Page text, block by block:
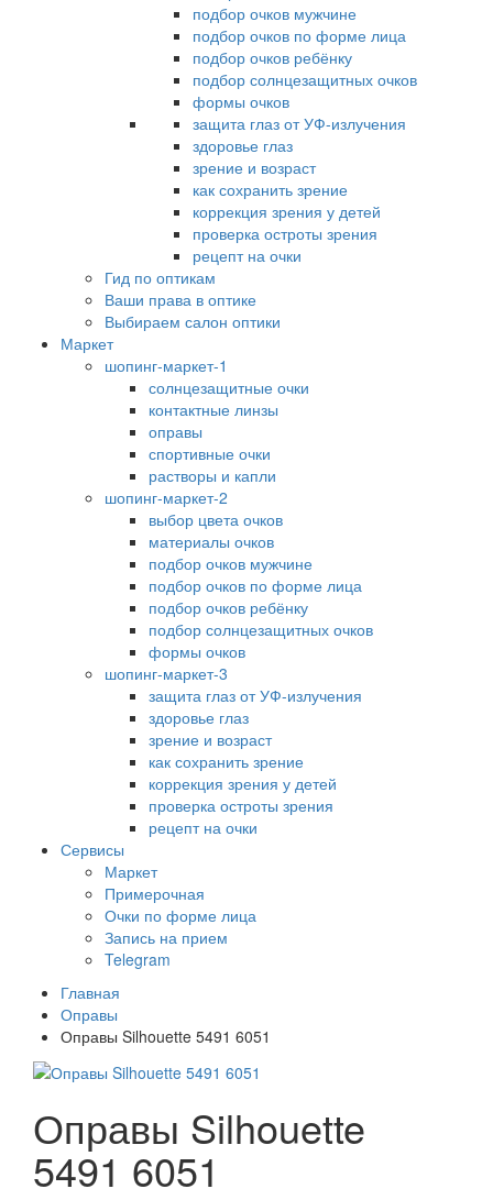
подбор очков мужчине
подбор очков по форме лица
подбор очков ребёнку
подбор солнцезащитных очков
формы очков
защита глаз от УФ-излучения
здоровье глаз
зрение и возраст
как сохранить зрение
коррекция зрения у детей
проверка остроты зрения
рецепт на очки
Гид по оптикам
Ваши права в оптике
Выбираем салон оптики
Маркет
шопинг-маркет-1
солнцезащитные очки
контактные линзы
оправы
спортивные очки
растворы и капли
шопинг-маркет-2
выбор цвета очков
материалы очков
подбор очков мужчине
подбор очков по форме лица
подбор очков ребёнку
подбор солнцезащитных очков
формы очков
шопинг-маркет-3
защита глаз от УФ-излучения
здоровье глаз
зрение и возраст
как сохранить зрение
коррекция зрения у детей
проверка остроты зрения
рецепт на очки
Сервисы
Маркет
Примерочная
Очки по форме лица
Запись на прием
Telegram
Главная
Оправы
Оправы Silhouette 5491 6051
Оправы Silhouette
5491 6051